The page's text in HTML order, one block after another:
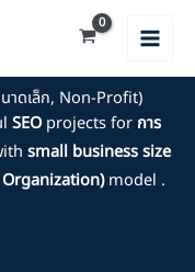
าดเล็ก, Non-Profit)
SEOprojects for การ
small business size
model .